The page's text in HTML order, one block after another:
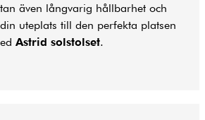
även långvarig hållbarhet och
uteplats till den perfekta platsen
Astrid solstolset.